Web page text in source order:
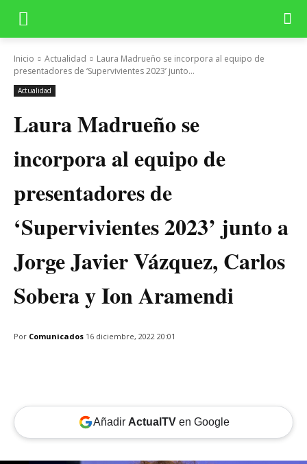
Inicio Actualidad
Laura Madrueño se incorpora al equipo de
presentadores de ‘Supervivientes 2023’ junto...
Actualidad
Laura Madrueño se
incorpora al equipo de
presentadores de
‘Supervivientes 2023’ junto a
Jorge Javier Vázquez, Carlos
Sobera y Ion Aramendi
Por Comunicados 16 diciembre, 2022 20:01
Añadir ActualTVen Google